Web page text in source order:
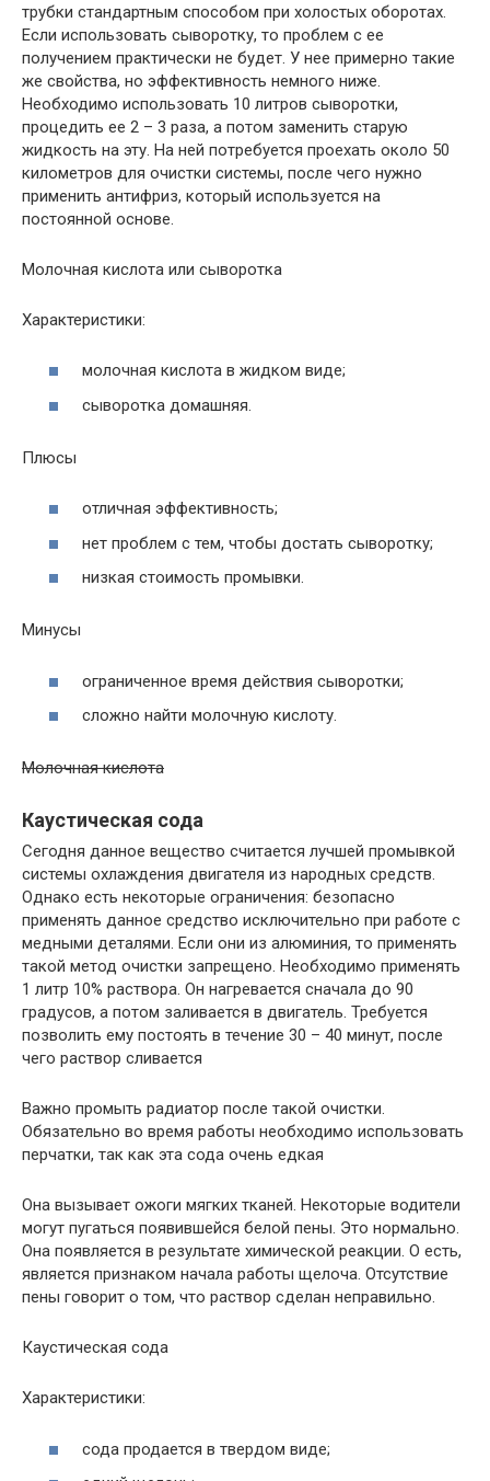
трубки стандартным способом при холостых оборотах.
Если использовать сыворотку, то проблем с ее
получением практически не будет. У нее примерно такие
же свойства, но эффективность немного ниже.
Необходимо использовать 10 литров сыворотки,
процедить ее 2 – 3 раза, а потом заменить старую
жидкость на эту. На ней потребуется проехать около 50
километров для очистки системы, после чего нужно
применить антифриз, который используется на
постоянной основе.
Молочная кислота или сыворотка
Характеристики:
молочная кислота в жидком виде;
сыворотка домашняя.
Плюсы
отличная эффективность;
нет проблем с тем, чтобы достать сыворотку;
низкая стоимость промывки.
Минусы
ограниченное время действия сыворотки;
сложно найти молочную кислоту.
Молочная кислота
Каустическая сода
Сегодня данное вещество считается лучшей промывкой
системы охлаждения двигателя из народных средств.
Однако есть некоторые ограничения: безопасно
применять данное средство исключительно при работе с
медными деталями. Если они из алюминия, то применять
такой метод очистки запрещено. Необходимо применять
1 литр 10% раствора. Он нагревается сначала до 90
градусов, а потом заливается в двигатель. Требуется
позволить ему постоять в течение 30 – 40 минут, после
чего раствор сливается
Важно промыть радиатор после такой очистки.
Обязательно во время работы необходимо использовать
перчатки, так как эта сода очень едкая
Она вызывает ожоги мягких тканей. Некоторые водители
могут пугаться появившейся белой пены. Это нормально.
Она появляется в результате химической реакции. О есть,
является признаком начала работы щелоча. Отсутствие
пены говорит о том, что раствор сделан неправильно.
Каустическая сода
Характеристики:
сода продается в твердом виде;